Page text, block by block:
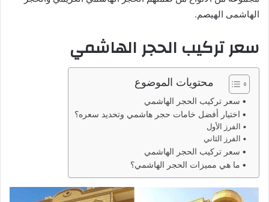
الهاشمى الهيصم.
سعر تركيب الحجر الهاشمي
محتويات الموضوع
سعر تركيب الحجر الهاشمي
اختيار أفضل خامات حجر هاشمي وتحديد سعره؟
الفرز الأول
الفرز الثاني
سعر تركيب الحجر الهاشمي
ما هي مميزات الحجر الهاشمي؟